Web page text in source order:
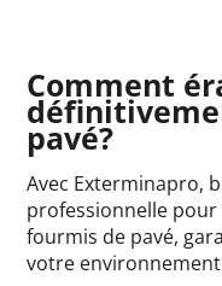
Comment
pavé?
Avec Exterminapro,
professionnelle
fourmis de pavé,
votre